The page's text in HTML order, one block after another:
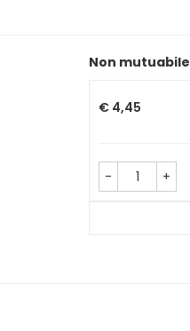
Non mutuabile
€ 4,45
- +